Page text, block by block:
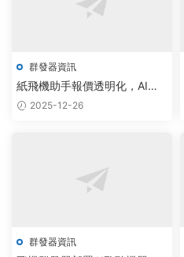
群發器資訊
紙飛機助手報價透明化，AI批
量群發技術實現效率倍增
2025-12-26
群發器資訊